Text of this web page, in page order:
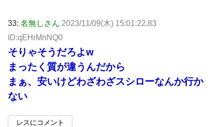
33: 名無しさん 2023/11/09(木) 15:01:22.83
ID:qEHrMnNQ0
そりゃそうだろよw
まったく質が違うんだから
まぁ、安いけどわざわざスシローなんか行か
ない
レスにコメント